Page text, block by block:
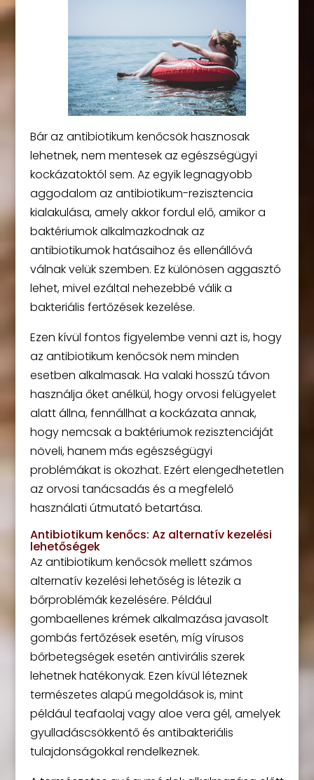
Bár az antibiotikum kenőcsök hasznosak
lehetnek, nem mentesek az egészségügyi
kockázatoktól sem. Az egyik legnagyobb
aggodalom az antibiotikum-rezisztencia
kialakulása, amely akkor fordul elő, amikor a
baktériumok alkalmazkodnak az
antibiotikumok hatásaihoz és ellenállóvá
válnak velük szemben. Ez különösen aggasztó
lehet, mivel ezáltal nehezebbé válik a
bakteriális fertőzések kezelése.
Ezen kívül fontos figyelembe venni azt is, hogy
az antibiotikum kenőcsök nem minden
esetben alkalmasak. Ha valaki hosszú távon
használja őket anélkül, hogy orvosi felügyelet
alatt állna, fennállhat a kockázata annak,
hogy nemcsak a baktériumok rezisztenciáját
növeli, hanem más egészségügyi
problémákat is okozhat. Ezért elengedhetetlen
az orvosi tanácsadás és a megfelelő
használati útmutató betartása.
Antibiotikum kenőcs: Az alternatív kezelési
lehetőségek
Az antibiotikum kenőcsök mellett számos
alternatív kezelési lehetőség is létezik a
bőrproblémák kezelésére. Például
gombaellenes krémek alkalmazása javasolt
gombás fertőzések esetén, míg vírusos
bőrbetegségek esetén antivirális szerek
lehetnek hatékonyak. Ezen kívül léteznek
természetes alapú megoldások is, mint
például teafaolaj vagy aloe vera gél, amelyek
gyulladáscsökkentő és antibakteriális
tulajdonságokkal rendelkeznek.